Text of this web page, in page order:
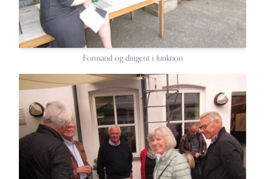
Formand og dirigent i funktion